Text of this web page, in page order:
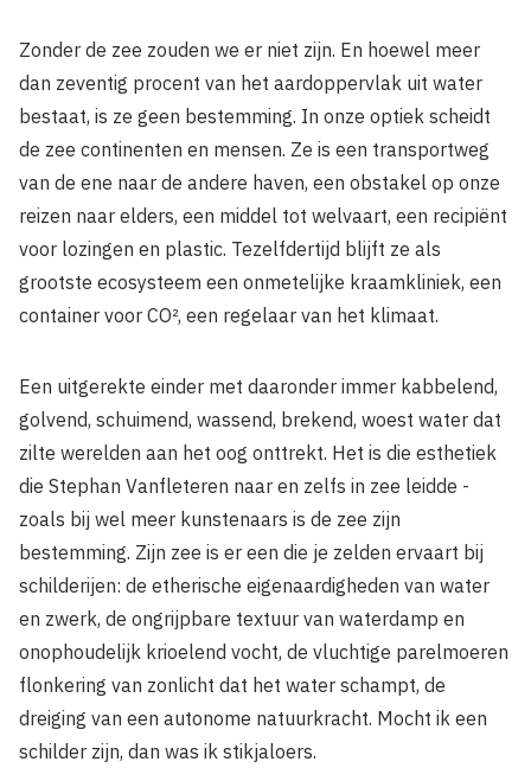
Zonder de zee zouden we er niet zijn. En hoewel meer
dan zeventig procent van het aardoppervlak uit water
bestaat, is ze geen bestemming. In onze optiek scheidt
de zee continenten en mensen. Ze is een transportweg
van de ene naar de andere haven, een obstakel op onze
reizen naar elders, een middel tot welvaart, een recipiënt
voor lozingen en plastic. Tezelfdertijd blijft ze als
grootste ecosysteem een onmetelijke kraamkliniek, een
container voor CO², een regelaar van het klimaat.
Een uitgerekte einder met daaronder immer kabbelend,
golvend, schuimend, wassend, brekend, woest water dat
zilte werelden aan het oog onttrekt. Het is die esthetiek
die Stephan Vanfleteren naar en zelfs in zee leidde -
zoals bij wel meer kunstenaars is de zee zijn
bestemming. Zijn zee is er een die je zelden ervaart bij
schilderijen: de etherische eigenaardigheden van water
en zwerk, de ongrijpbare textuur van waterdamp en
onophoudelijk krioelend vocht, de vluchtige parelmoeren
flonkering van zonlicht dat het water schampt, de
dreiging van een autonome natuurkracht. Mocht ik een
schilder zijn, dan was ik stikjaloers.